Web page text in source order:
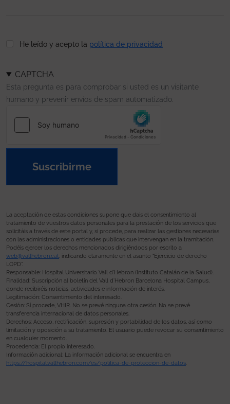
He leído y acepto la política de privacidad
CAPTCHA
Esta pregunta es para comprobar si usted es un visitante
humano y prevenir envíos de spam automatizado.
Suscribirme
La aceptación de estas condiciones supone que dais el consentimiento al
tratamiento de vuestros datos personales para la prestación de los servicios que
solicitáis a través de este portal y, si procede, para realizar las gestiones necesarias
con las administraciones o entidades públicas que intervengan en la tramitación.
Podéis ejercer los derechos mencionados dirigiéndoos por escrito a
web@vallhebron.cat, indicando claramente en el asunto “Ejercicio de derecho
LOPD”.
Responsable: Hospital Universitario Vall d’Hebron (Instituto Catalán de la Salud).
Finalidad: Suscripción al boletín del Vall d’Hebron Barcelona Hospital Campus,
donde recibiréis noticias, actividades e información de interés.
Legitimación: Consentimiento del interesado.
Cesión: Sí procede, VHIR. No se prevé ninguna otra cesión. No se prevé
transferencia internacional de datos personales.
Derechos: Acceso, rectificación, supresión y portabilidad de los datos, así como
limitación y oposición a su tratamiento. El usuario puede revocar su consentimiento
en cualquier momento.
Procedencia: El propio interesado.
Información adicional: La información adicional se encuentra en
https://hospital.vallhebron.com/es/politica-de-proteccion-de-datos